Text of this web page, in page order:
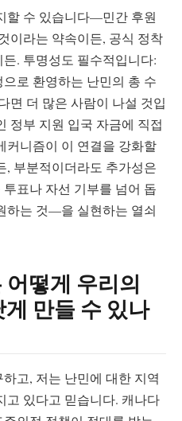
할 수 있습니다—민간 후원
이라는 약속이든, 공식 정착
. 투명성도 필수적입니다:
로 환영하는 난민의 총 수
면 더 많은 사람이 나설 것입
정부 지원 입국 자금에 직접
커니즘이 이 연결을 강화할
, 부분적이더라도 추가성은
표나 자선 기부를 넘어 돕
하는 것—을 실현하는 열쇠
떻게 우리의
만들 수 있나
고, 저는 난민에 대한 지역
고 있다고 믿습니다. 캐나다